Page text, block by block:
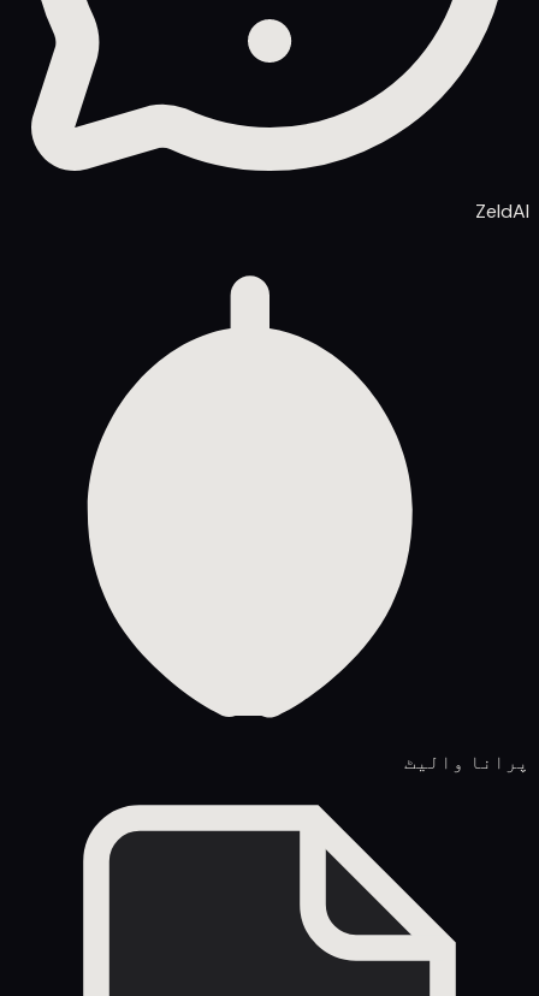
ZeldAI
پرانا والیٹ